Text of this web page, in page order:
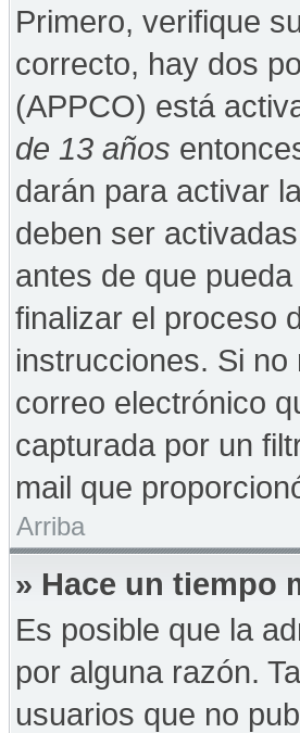
Primero, verifique
correcto, hay dos
(APPCO) está
de 13 años
darán para activar
deben ser
antes de que
finalizar el proceso
instrucciones. Si
correo electrónico
capturada por un
mail que
Arriba
» Hace un tiempo
Es posible que la
por alguna razón.
usuarios que no